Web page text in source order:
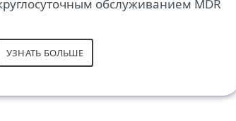
обслуживанием MDR
УЗНАТЬ БОЛЬШЕ